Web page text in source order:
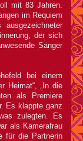
mit 83 Jahren.
im Requiem
der sich
Sänger
bei einem
Heimat“, „In die
als Premiere
Es klappte ganz
zulegten. Es
als Kamerafrau
für die Partnerin